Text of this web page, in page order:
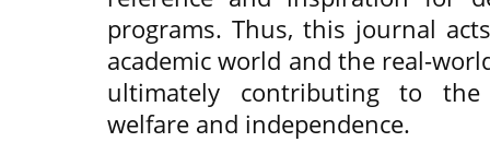
programs. Thus, this journal
academic world and the real-
ultimately contributing to
welfare and independence.